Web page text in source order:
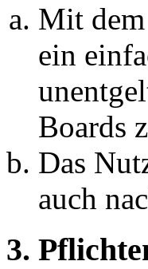
Mit
ein
Boards
Das
auch
3.